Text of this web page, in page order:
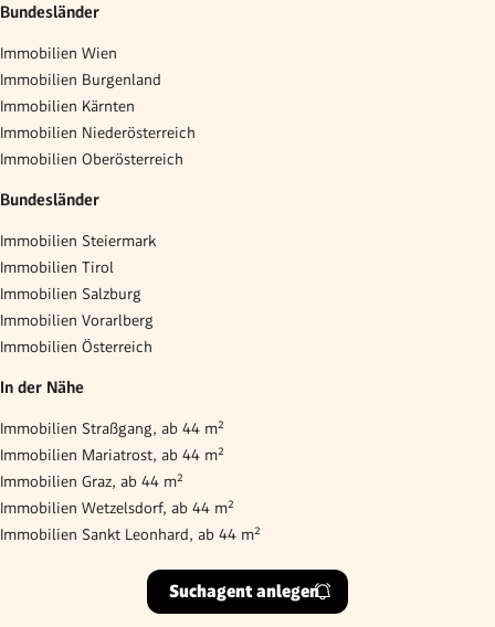
Bundesländer
Immobilien Wien
Immobilien Burgenland
Immobilien Kärnten
Immobilien Niederösterreich
Immobilien Oberösterreich
Bundesländer
Immobilien Steiermark
Immobilien Tirol
Immobilien Salzburg
Immobilien Vorarlberg
Immobilien Österreich
In der Nähe
Immobilien Straßgang, ab 44 m²
Immobilien Mariatrost, ab 44 m²
Immobilien Graz, ab 44 m²
Immobilien Wetzelsdorf, ab 44 m²
Immobilien Sankt Leonhard, ab 44 m²
Suchagent anlegen